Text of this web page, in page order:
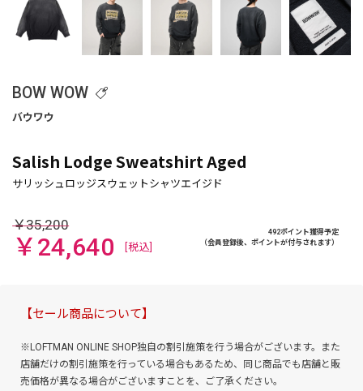
BOW WOW
Salish Lodge Sweatshirt Aged
￥35,200
￥24,640 [税込]
492ポイント獲得予定
（会員登録後、ポイントが付与されます）
【セール商品について】
※LOFTMAN ONLINE SHOP独自の割引施策を行う場合がございます。また
店舗だけの割引施策を行っている場合もあるため、同じ商品でも店舗と販
売価格が異なる場合がございますことを、ご了承ください。